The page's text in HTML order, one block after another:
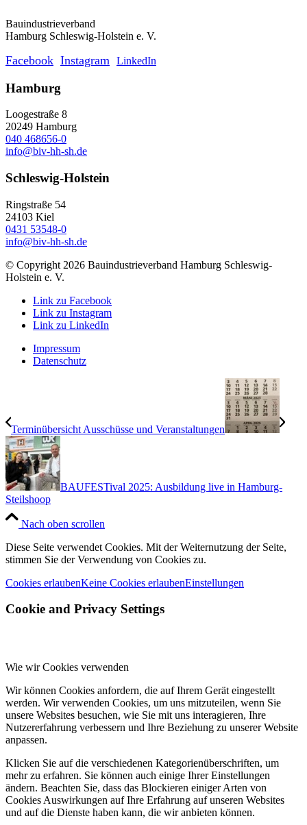
Bauindustrieverband
Hamburg Schleswig-Holstein e. V.
Facebook Instagram LinkedIn
Hamburg
Loogestraße 8
20249 Hamburg
040 468656-0
info@biv-hh-sh.de
Schleswig-Holstein
Ringstraße 54
24103 Kiel
0431 53548-0
info@biv-hh-sh.de
© Copyright 2026 Bauindustrieverband Hamburg Schleswig-
Holstein e. V.
Link zu Facebook
Link zu Instagram
Link zu LinkedIn
Impressum
Datenschutz
Terminübersicht Ausschüsse und Veranstaltungen
BAUFESTival 2025: Ausbildung live in Hamburg-
Steilshoop
Nach oben scrollen
Diese Seite verwendet Cookies. Mit der Weiternutzung der Seite,
stimmen Sie der Verwendung von Cookies zu.
Cookies erlaubenKeine Cookies erlaubenEinstellungen
Cookie and Privacy Settings
Wie wir Cookies verwenden
Wir können Cookies anfordern, die auf Ihrem Gerät eingestellt
werden. Wir verwenden Cookies, um uns mitzuteilen, wenn Sie
unsere Websites besuchen, wie Sie mit uns interagieren, Ihre
Nutzererfahrung verbessern und Ihre Beziehung zu unserer Website
anpassen.
Klicken Sie auf die verschiedenen Kategorienüberschriften, um
mehr zu erfahren. Sie können auch einige Ihrer Einstellungen
ändern. Beachten Sie, dass das Blockieren einiger Arten von
Cookies Auswirkungen auf Ihre Erfahrung auf unseren Websites
und auf die Dienste haben kann, die wir anbieten können.